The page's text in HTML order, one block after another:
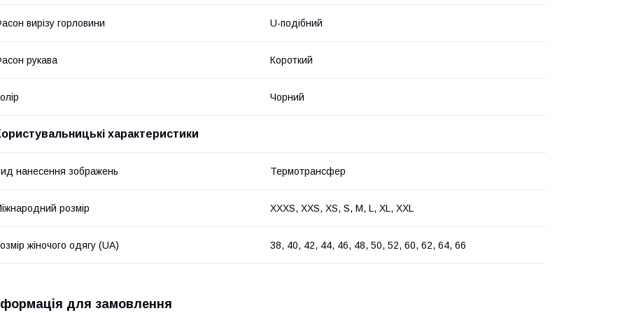
вирізу горловини U-подібний
рукава Короткий
Чорний
характеристики
нанесення зображень Термотрансфер
розмір XXXS, XXS, XS, S, M, L, XL, XXL
жіночого одягу (UA) 38, 40, 42, 44, 46, 48, 50, 52, 60, 62, 64, 66
для замовлення